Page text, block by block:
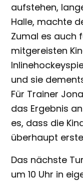
aufstehen,
Halle, machte
Zumal es auch
mitgereisten
und sie
Für Trainer
das Ergebnis
es, dass die
überhaupt
Das nächste
um 10 Uhr in